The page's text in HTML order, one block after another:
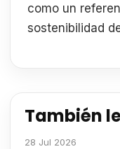
como un
sostenibilidad
También
28 Jul 2026